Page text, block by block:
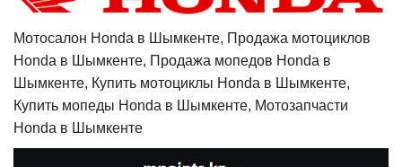
Мотосалон Honda в Шымкенте, Продажа мотоциклов
Honda в Шымкенте, Продажа мопедов Honda в
Шымкенте, Купить мотоциклы Honda в Шымкенте,
Купить мопеды Honda в Шымкенте, Мотозапчасти
Honda в Шымкенте